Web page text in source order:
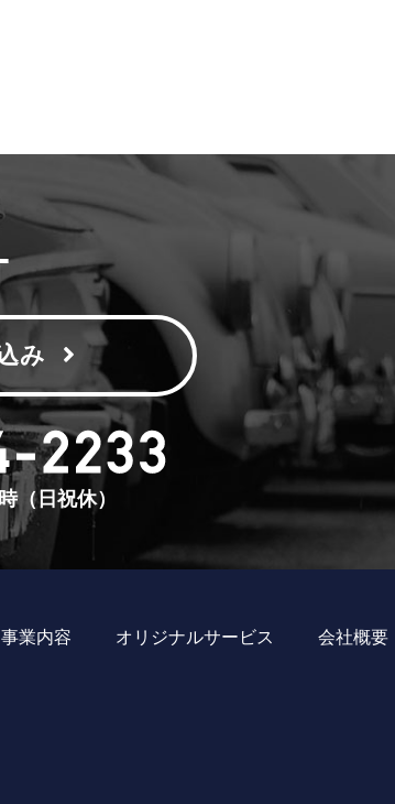
み
（日祝休）
事業内容 オリジナルサービス 会社概要